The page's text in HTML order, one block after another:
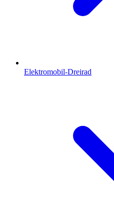
Elektromobil-Dreirad